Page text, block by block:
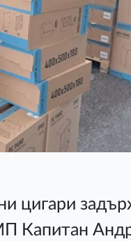
цигари
Капитан